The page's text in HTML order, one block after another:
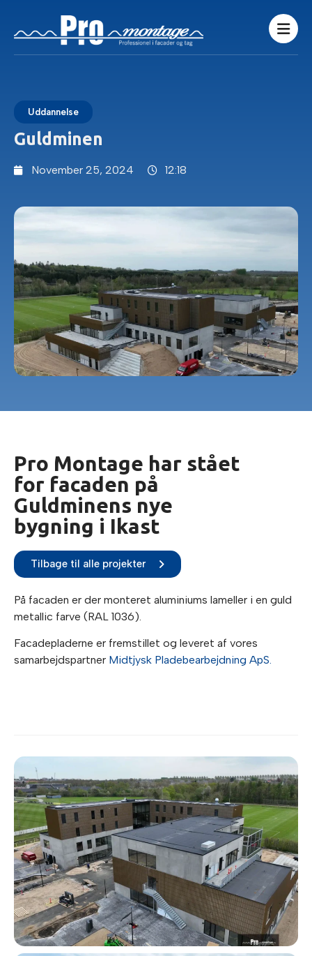
Uddannelse
Guldminen
November 25, 2024 12:18
Pro Montage har stået
for facaden på
Guldminens nye
bygning i Ikast
Tilbage til alle projekter
På facaden er der monteret aluminiums lameller i en guld
metallic farve (RAL 1036).
Facadepladerne er fremstillet og leveret af vores
samarbejdspartner Midtjysk Pladebearbejdning ApS.